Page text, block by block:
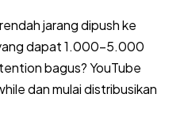
jarang dipush ke
dapat 1.000-5.000
bagus? YouTube
dan mulai distribusikan